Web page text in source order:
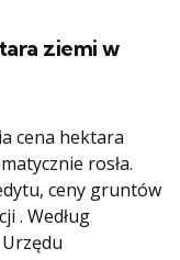
ziemi w
cena hektara
rosła.
ceny gruntów
. Według